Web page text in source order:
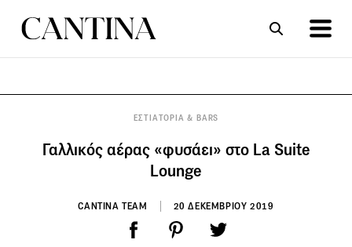
ΕΣΤΙΑΤΟΡΙΑ & BARS
Γαλλικός αέρας «φυσάει» στο La Suite
Lounge
CANTINA TEAM 20 ΔΕΚΕΜΒΡΙΟΥ 2019